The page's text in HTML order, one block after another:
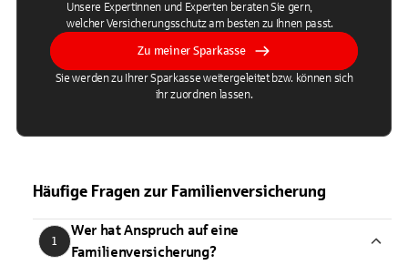
Unsere Expertinnen und Experten beraten Sie gern,
welcher Versicherungsschutz am besten zu Ihnen passt.
Zu meiner Sparkasse
Sie werden zu Ihrer Sparkasse weitergeleitet bzw. können sich
ihr zuordnen lassen.
Häufige Fragen zur Familienversicherung
1
Wer hat Anspruch auf eine
Familienversicherung?